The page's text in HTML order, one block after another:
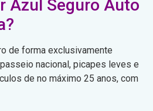
Azul Seguro Auto
de forma exclusivamente
nacional, picapes leves e
de no máximo 25 anos, com